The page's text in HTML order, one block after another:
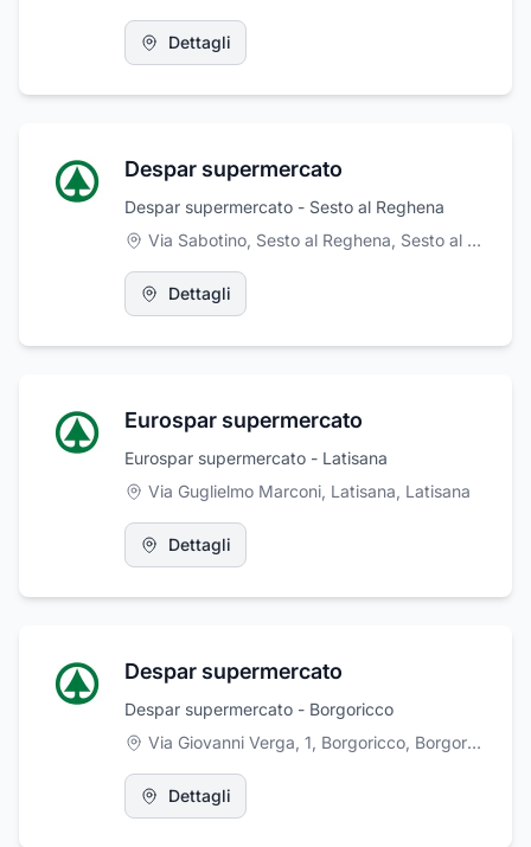
Dettagli
Despar supermercato
Despar supermercato - Sesto al Reghena
Via Sabotino, Sesto al Reghena, Sesto al Reghena
Dettagli
Eurospar supermercato
Eurospar supermercato - Latisana
Via Guglielmo Marconi, Latisana, Latisana
Dettagli
Despar supermercato
Despar supermercato - Borgoricco
Via Giovanni Verga, 1, Borgoricco, Borgoricco
Dettagli